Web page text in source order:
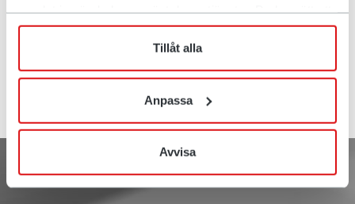
när som helst återkalla ditt lämnade samtycke.
Tillåt alla
Anpassa
Avvisa